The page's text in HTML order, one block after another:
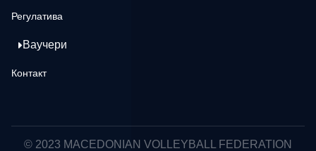
Регулатива
Ваучери
Контакт
© 2023 MACEDONIAN VOLLEYBALL FEDERATION